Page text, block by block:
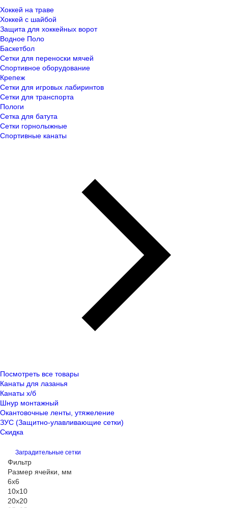
Хоккей на траве
Хоккей с шайбой
Защита для хоккейных ворот
Водное Поло
Баскетбол
Сетки для переноски мячей
Спортивное оборудование
Крепеж
Сетки для игровых лабиринтов
Сетки для транспорта
Пологи
Сетка для батута
Сетки горнолыжные
Спортивные канаты
Посмотреть все товары
Канаты для лазанья
Канаты х/б
Шнур монтажный
Окантовочные ленты, утяжеление
ЗУС (Защитно-улавливающие сетки)
Скидка
Заградительные сетки
Фильтр
Размер ячейки, мм
6х6
10х10
20х20